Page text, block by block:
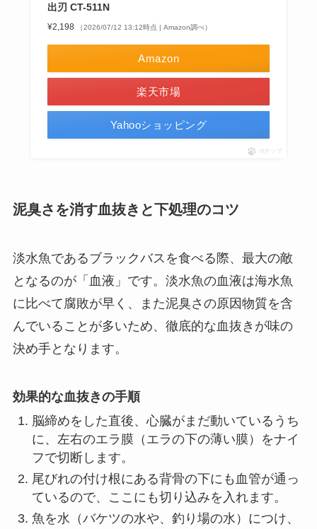
出刃 CT-511N
¥2,198 （2026/07/12 13:12時点 | Amazon調べ）
Amazon
楽天市場
Yahooショッピング
ポチップ
泥臭さを消す血抜きと下処理のコツ
淡水魚であるブラックバスを食べる際、最大の敵
となるのが「血液」です。淡水魚の血液は海水魚
に比べて腐敗が早く、また泥臭さの原因物質を含
んでいることが多いため、徹底的な血抜きが味の
決め手となります。
効果的な血抜きの手順
脳締めをした直後、心臓がまだ動いているうち
に、左右のエラ膜（エラの下の薄い膜）をナイ
フで切断します。
尾びれの付け根にある背骨の下にも血管が通っ
ているので、ここにも切り込みを入れます。
魚を水（バケツの水や、釣り場の水）につけ、